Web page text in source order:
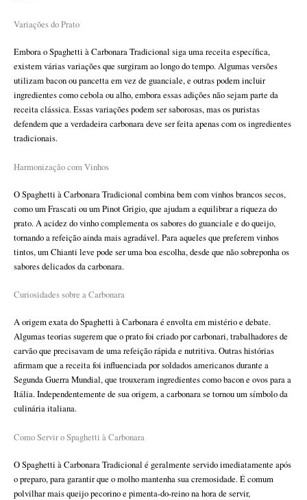
Variações do Prato
Embora o Spaghetti à Carbonara Tradicional siga uma receita específica,
existem várias variações que surgiram ao longo do tempo. Algumas versões
utilizam bacon ou pancetta em vez de guanciale, e outras podem incluir
ingredientes como cebola ou alho, embora essas adições não sejam parte da
receita clássica. Essas variações podem ser saborosas, mas os puristas
defendem que a verdadeira carbonara deve ser feita apenas com os ingredientes
tradicionais.
Harmonização com Vinhos
O Spaghetti à Carbonara Tradicional combina bem com vinhos brancos secos,
como um Frascati ou um Pinot Grigio, que ajudam a equilibrar a riqueza do
prato. A acidez do vinho complementa os sabores do guanciale e do queijo,
tornando a refeição ainda mais agradável. Para aqueles que preferem vinhos
tintos, um Chianti leve pode ser uma boa escolha, desde que não sobreponha os
sabores delicados da carbonara.
Curiosidades sobre a Carbonara
A origem exata do Spaghetti à Carbonara é envolta em mistério e debate.
Algumas teorias sugerem que o prato foi criado por carbonari, trabalhadores de
carvão que precisavam de uma refeição rápida e nutritiva. Outras histórias
afirmam que a receita foi influenciada por soldados americanos durante a
Segunda Guerra Mundial, que trouxeram ingredientes como bacon e ovos para a
Itália. Independentemente de sua origem, a carbonara se tornou um símbolo da
culinária italiana.
Como Servir o Spaghetti à Carbonara
O Spaghetti à Carbonara Tradicional é geralmente servido imediatamente após
o preparo, para garantir que o molho mantenha sua cremosidade. É comum
polvilhar mais queijo pecorino e pimenta-do-reino na hora de servir,